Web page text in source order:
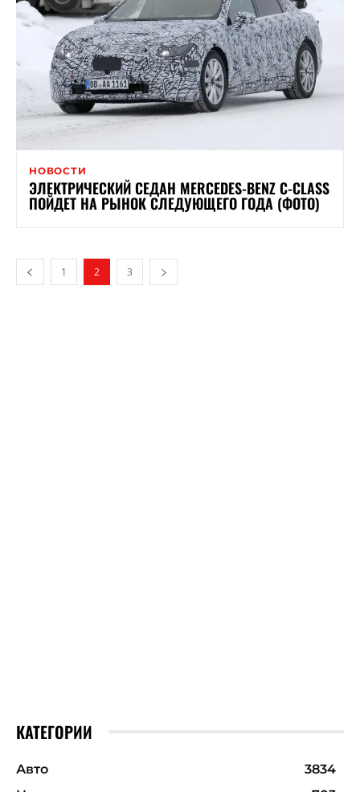
НОВОСТИ
ЭЛЕКТРИЧЕСКИЙ СЕДАН MERCEDES-BENZ C-CLASS
ПОЙДЕТ НА РЫНОК СЛЕДУЮЩЕГО ГОДА (ФОТО)
1 2 3
КАТЕГОРИИ
Авто
3834